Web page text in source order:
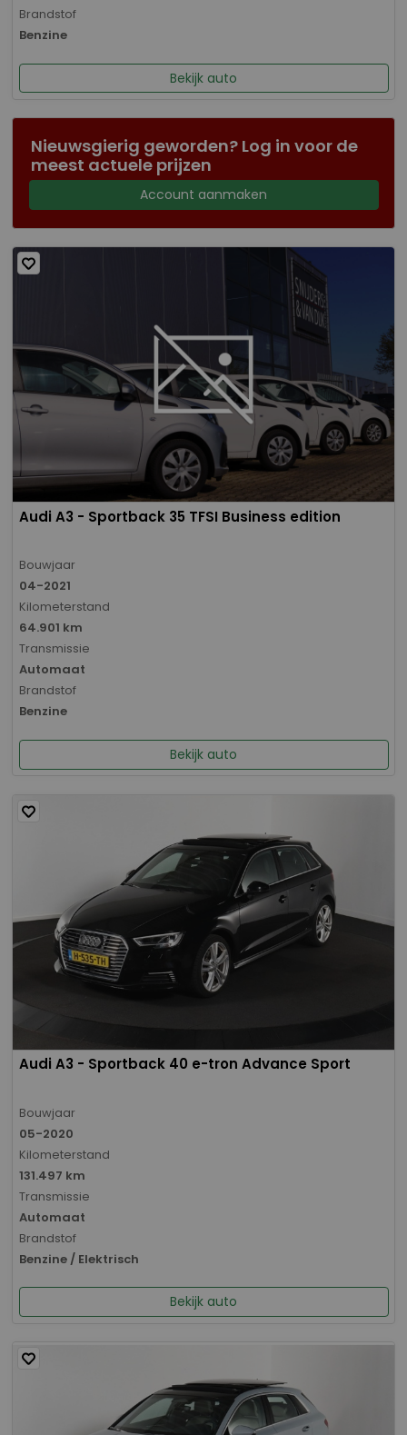
Brandstof
Benzine
Bekijk auto
Nieuwsgierig geworden? Log in voor de
meest actuele prijzen
Account aanmaken
Audi A3 - Sportback 35 TFSI Business edition
Bouwjaar
04-2021
Kilometerstand
64.901 km
Transmissie
Automaat
Brandstof
Benzine
Bekijk auto
Audi A3 - Sportback 40 e-tron Advance Sport
Bouwjaar
05-2020
Kilometerstand
131.497 km
Transmissie
Automaat
Brandstof
Benzine / Elektrisch
Bekijk auto